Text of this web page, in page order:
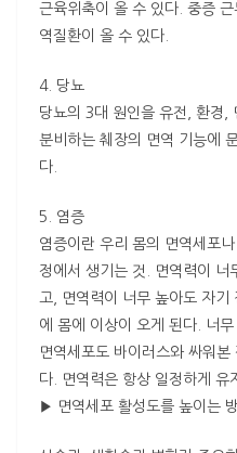
근육위축이 올 수 있다. 중증
역질환이 올 수 있다.
4. 당뇨
당뇨의 3대 원인을 유전, 환경,
분비하는 췌장의 면역 기능에
다.
5. 염증
염증이란 우리 몸의 면역세포
정에서 생기는 것. 면역력이 너
고, 면역력이 너무 높아도 자기
에 몸에 이상이 오게 된다. 너
면역세포도 바이러스와 싸워
다. 면역력은 항상 일정하게 유
▶ 면역세포 활성도를 높이는